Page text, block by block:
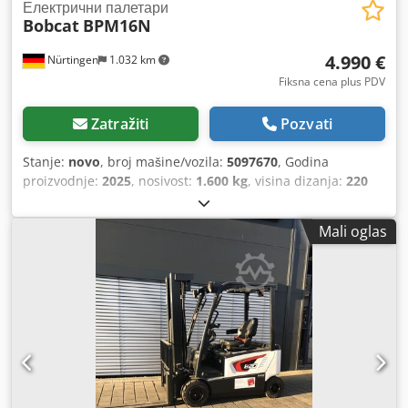
Nürtingen 1.032 km
Електрични палетари
Bobcat BPM16N
4.990 €
Fiksna cena plus PDV
Zatražiti Pozvati
Stanje: novo, broj mašine/vozila: 5097670, Godina
proizvodnje: 2025, nosivost: 1.600 kg, visina dizanja: 220
600 mm
tip jarma:ostalo, građevinska visina:1.300 mm, napon
1.150 mm
, ukupna težina:
, 5097670 Crodpjytldgsfx Ag Esf Serijski broj:
OBWN3-0000 Podaci o bateriji: 25,6V 150Ah
Mali oglas